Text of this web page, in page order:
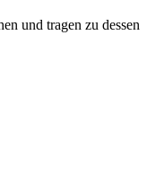
und tragen zu dessen